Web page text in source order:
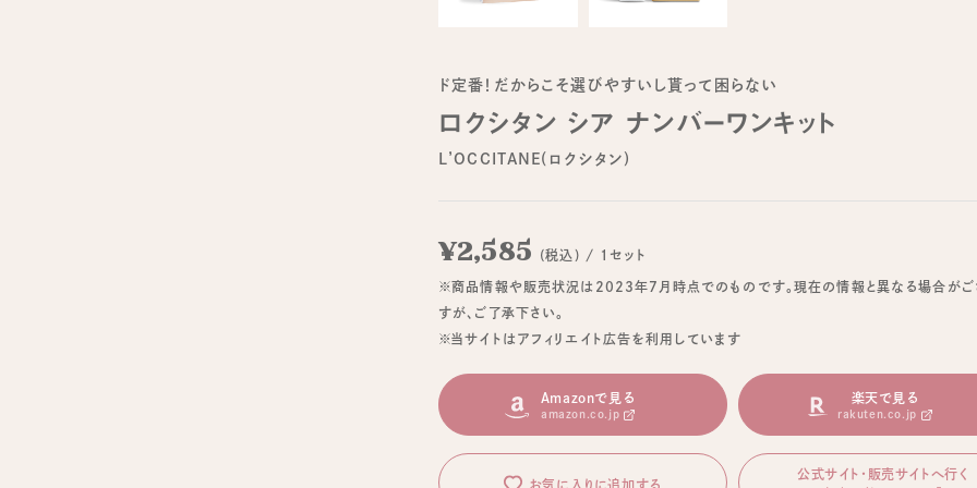
ド定番！だからこそ選びやすいし貰って困らない
ロクシタン シア ナンバーワンキット
L’OCCITANE(ロクシタン)
¥2,585 (税込) / 1セット
※商品情報や販売状況は2023年7月時点でのものです。現在の情報と異なる場合がご
すが、ご了承下さい。
※当サイトはアフィリエイト広告を利用しています
Amazonで見る
amazon.co.jp
楽天で見る
rakuten.co.jp
お気に入りに追加する
公式サイト・販売サイトへ行く